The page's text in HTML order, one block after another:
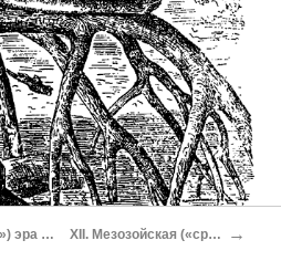
X. Архейская («начальная») эра в развитии жизни XII. Мезозойская («средняя») эра →